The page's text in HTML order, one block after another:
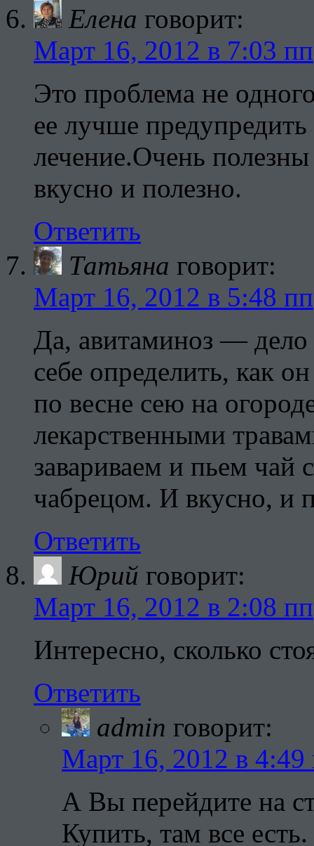
Елена говорит:
Март 16, 2012 в 7:03 пп
Это проблема не
ее лучше
лечение.Очень
вкусно и полезно.
Ответить
Татьяна говорит:
Март 16, 2012 в 5:48 пп
Да, авитаминоз —
себе определить, как
по весне сею на
лекарственными
завариваем и пьем
чабрецом. И вкусно, и
Ответить
Юрий говорит:
Март 16, 2012 в 2:08 пп
Интересно, сколько
Ответить
admin говорит:
Март 16, 2012 в 4:49
А Вы перейдите на
Купить, там все есть.